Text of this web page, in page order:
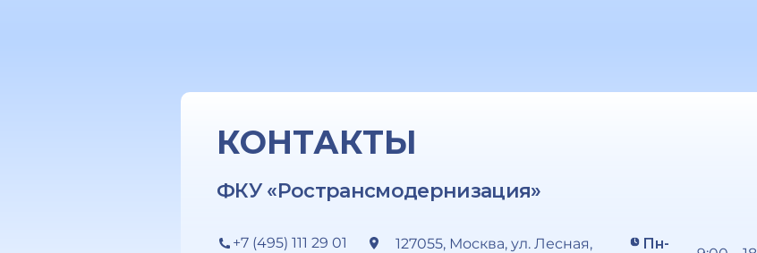
КОНТАКТЫ
ФКУ «Ространсмодернизация»
+7 (495) 111 29 01 127055, Москва, ул. Лесная, Пн-